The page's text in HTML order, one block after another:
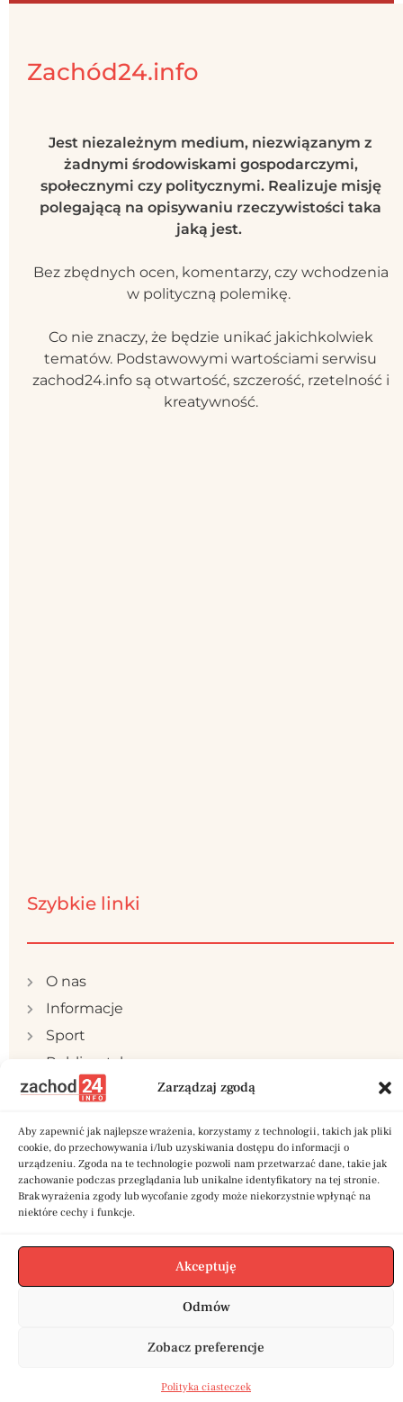
Zarządzaj zgodą
Aby zapewnić jak najlepsze wrażenia, korzystamy z technologii, takich jak pliki
cookie, do przechowywania i/lub uzyskiwania dostępu do informacji o
urządzeniu. Zgoda na te technologie pozwoli nam przetwarzać dane, takie jak
zachowanie podczas przeglądania lub unikalne identyfikatory na tej stronie.
Brak wyrażenia zgody lub wycofanie zgody może niekorzystnie wpłynąć na
niektóre cechy i funkcje.
Akceptuję
Odmów
Zobacz preferencje
Polityka ciasteczek
Zachód24.info
Jest niezależnym medium, niezwiązanym z
żadnymi środowiskami gospodarczymi,
społecznymi czy politycznymi. Realizuje misję
polegającą na opisywaniu rzeczywistości taka
jaką jest.
Bez zbędnych ocen, komentarzy, czy wchodzenia
w polityczną polemikę.
Co nie znaczy, że będzie unikać jakichkolwiek
tematów. Podstawowymi wartościami serwisu
zachod24.info są otwartość, szczerość, rzetelność i
kreatywność.
Szybkie linki
O nas
Informacje
Sport
Publicystyka
Samorząd
Reklama
Kontakt
Copyright © 2024 zachod24.info | Stworzone w